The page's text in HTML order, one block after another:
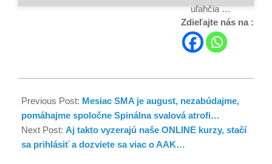
uľahčia …
Zdieľajte nás na :
Previous Post: Mesiac SMA je august, nezabúdajme,
pomáhajme spoločne Spinálna svalová atrofi…
Next Post: Aj takto vyzerajú naše ONLINE kurzy, stačí
sa prihlásiť a dozviete sa viac o AAK…